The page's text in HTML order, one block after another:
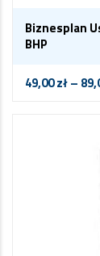
Biznesplan
BHP
49,00zł–